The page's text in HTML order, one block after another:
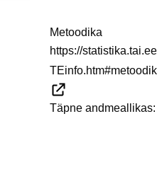
Metoodika
https://
Täpne